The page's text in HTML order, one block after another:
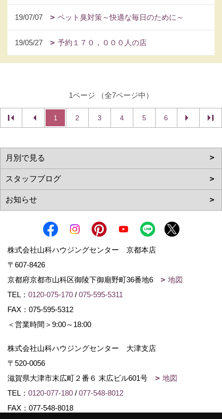
19/07/07 ペット臭対策～快適な毎日のために～
19/05/27 予約１７０，０００人の店
1ページ （全7ページ中）
1 2 3 4 5 6
株式会社山科ハウジングセンター 京都本店
〒607-8426
京都府京都市山科区御陵下御廟野町36番地6
地図
TEL： 0120-075-170 / 075-595-5311
FAX：075-595-5312
＜営業時間＞9:00～18:00
株式会社山科ハウジングセンター 大津支店
〒520-0056
滋賀県大津市末広町２番６ 末広ビル601号
地図
TEL： 0120-077-180 / 077-548-8012
FAX：077-548-8018